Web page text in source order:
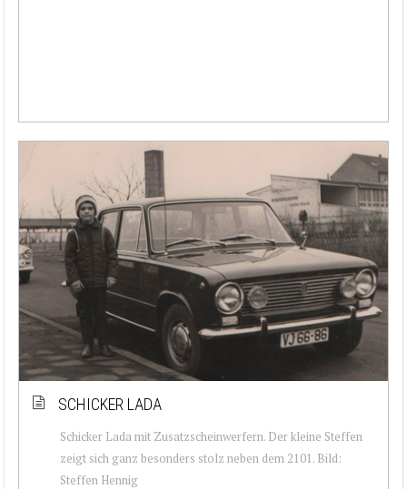
SCHICKER LADA
Schicker Lada mit Zusatzscheinwerfern. Der kleine Steffen
zeigt sich ganz besonders stolz neben dem 2101. Bild:
Steffen Hennig